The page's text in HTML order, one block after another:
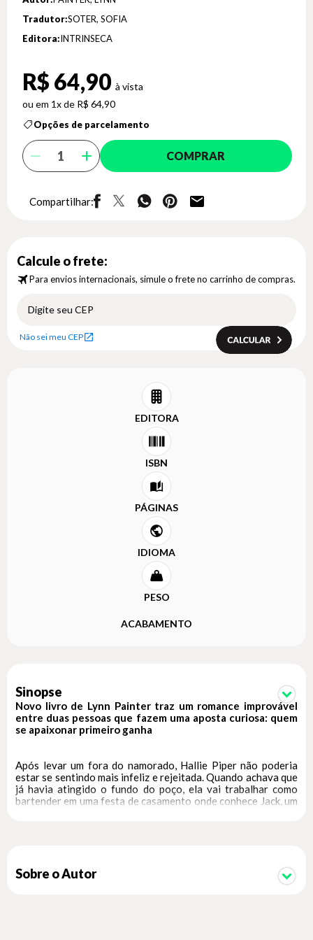
Tradutor:SOTER, SOFIA
Editora:INTRINSECA
R$ 64,90
1x de R$ 64,90
Opções de parcelamento
COMPRAR
Compartilhar:
Calcule o frete:
Para envios internacionais, simule o frete no carrinho de compras.
Não sei meu CEP
EDITORA
ISBN
PÁGINAS
IDIOMA
PESO
ACABAMENTO
Sinopse
Novo livro de Lynn Painter traz um romance improvável
entre duas pessoas que fazem uma aposta curiosa: quem
se apaixonar primeiro ganha
Após levar um fora do namorado, Hallie Piper não poderia
estar se sentindo mais infeliz e rejeitada. Quando achava que
já havia atingido o fundo do poço, ela vai trabalhar como
bartender em uma festa de casamento onde conhece Jack, um
hotel onde foram parar, constrangida e desejando nunca mais
olhar na cara de Jack. Hallie, então, decide que é hora de virar
Sobre o Autor